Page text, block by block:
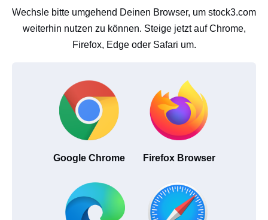
Wechsle bitte umgehend Deinen Browser, um stock3.com
weiterhin nutzen zu können. Steige jetzt auf Chrome,
Firefox, Edge oder Safari um.
Google Chrome Firefox Browser